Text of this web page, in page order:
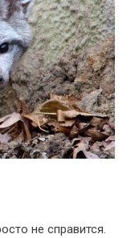
не справится.